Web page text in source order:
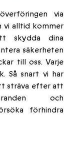
via
vi alltid kommer
skydda dina
säkerheten
till oss. Varje
Så snart vi har
sträva efter att
och
förhindra